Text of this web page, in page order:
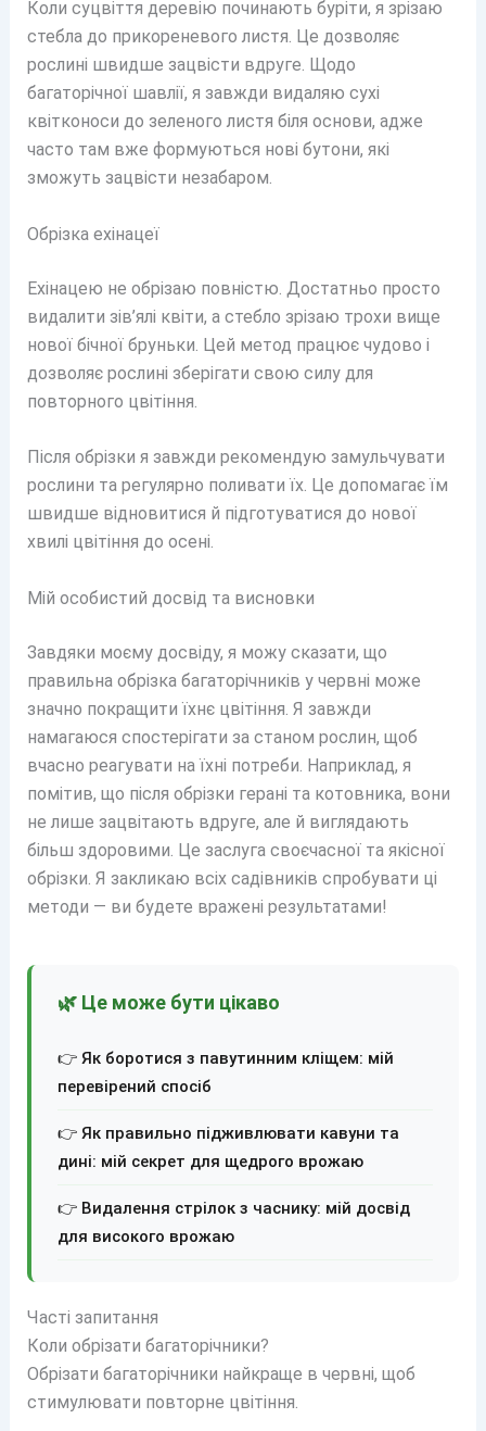
Коли суцвіття деревію починають буріти, я зрізаю
стебла до прикореневого листя. Це дозволяє
рослині швидше зацвісти вдруге. Щодо
багаторічної шавлії, я завжди видаляю сухі
квітконоси до зеленого листя біля основи, адже
часто там вже формуються нові бутони, які
зможуть зацвісти незабаром.
Обрізка ехінацеї
Ехінацею не обрізаю повністю. Достатньо просто
видалити зів’ялі квіти, а стебло зрізаю трохи вище
нової бічної бруньки. Цей метод працює чудово і
дозволяє рослині зберігати свою силу для
повторного цвітіння.
Після обрізки я завжди рекомендую замульчувати
рослини та регулярно поливати їх. Це допомагає їм
швидше відновитися й підготуватися до нової
хвилі цвітіння до осені.
Мій особистий досвід та висновки
Завдяки моєму досвіду, я можу сказати, що
правильна обрізка багаторічників у червні може
значно покращити їхнє цвітіння. Я завжди
намагаюся спостерігати за станом рослин, щоб
вчасно реагувати на їхні потреби. Наприклад, я
помітив, що після обрізки герані та котовника, вони
не лише зацвітають вдруге, але й виглядають
більш здоровими. Це заслуга своєчасної та якісної
обрізки. Я закликаю всіх садівників спробувати ці
методи — ви будете вражені результатами!
🌿 Це може бути цікаво
👉 Як боротися з павутинним кліщем: мій
перевірений спосіб
👉 Як правильно підживлювати кавуни та
дині: мій секрет для щедрого врожаю
👉 Видалення стрілок з часнику: мій досвід
для високого врожаю
Часті запитання
Коли обрізати багаторічники?
Обрізати багаторічники найкраще в червні, щоб
стимулювати повторне цвітіння.